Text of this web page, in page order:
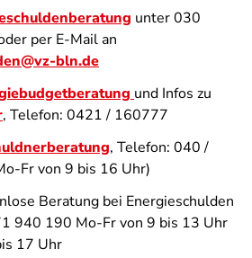
unter 030
per E-Mail an
bln.de
und Infos zu
, Telefon: 0421 / 160777
, Telefon: 040 /
Fr von 9 bis 16 Uhr)
Beratung bei Energieschulden
940 190 Mo-Fr von 9 bis 13 Uhr
17 Uhr